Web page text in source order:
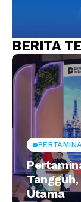
BERITA
Utama